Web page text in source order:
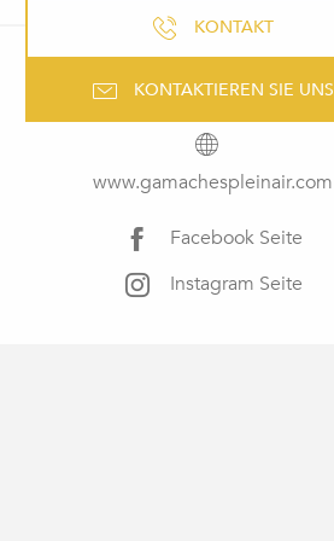
KONTAKT
KONTAKTIEREN SIE UNS
www.gamachespleinair.com
Facebook Seite
Instagram Seite